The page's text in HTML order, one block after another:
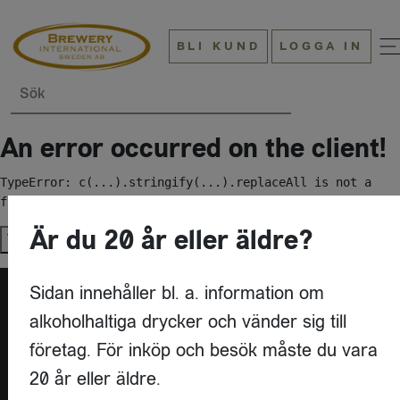
BLI KUND LOGGA IN
Sök
An error occurred on the client!
TypeError: c(...).stringify(...).replaceAll is not a
function
Try again
KONTAKT
Är du 20 år eller äldre?
Sidan innehåller bl. a. information om
alkoholhaltiga drycker och vänder sig till
företag. För inköp och besök måste du vara
20 år eller äldre.